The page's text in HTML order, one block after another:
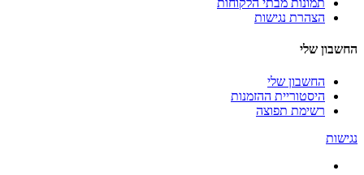
תמונות מבתי הלקוחות
הצהרת נגישות
החשבון שלי
החשבון שלי
היסטוריית ההזמנות
רשימת תפוצה
נגישות